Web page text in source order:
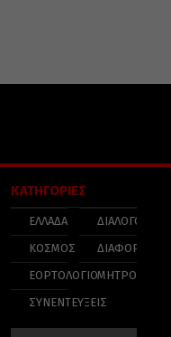
ΚΑΤΗΓΟΡΙΕΣ
ΕΛΛΑΔΑ
ΚΟΣΜΟΣ
ΕΟΡΤΟΛΟΓΙΟ
ΣΥΝΕΝΤΕΥΞΕΙΣ
ΔΙΑΛΟΓΟΣ
ΔΙΑΦΟΡΑ
ΜΗΤΡΟΠΟΛΕΙΣ